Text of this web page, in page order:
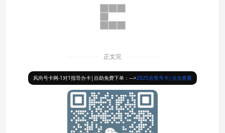
正文完
风尚号卡网-1对1指导办卡|自助免费下单：--->2025在售号卡|点击查看